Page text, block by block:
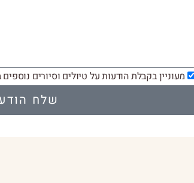
מעוניין בקבלת הודעות על טיולים וסיורים נוספים
שלח